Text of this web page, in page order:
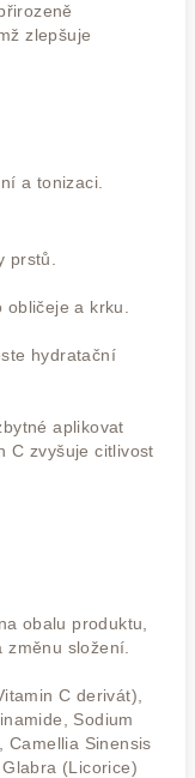
zlepšuje
a tonizaci.
prstů.
a krku.
hydratační
aplikovat
C zvyšuje citlivost
obalu produktu,
složení.
C derivát),
Sodium
Camellia Sinensis
(Licorice)